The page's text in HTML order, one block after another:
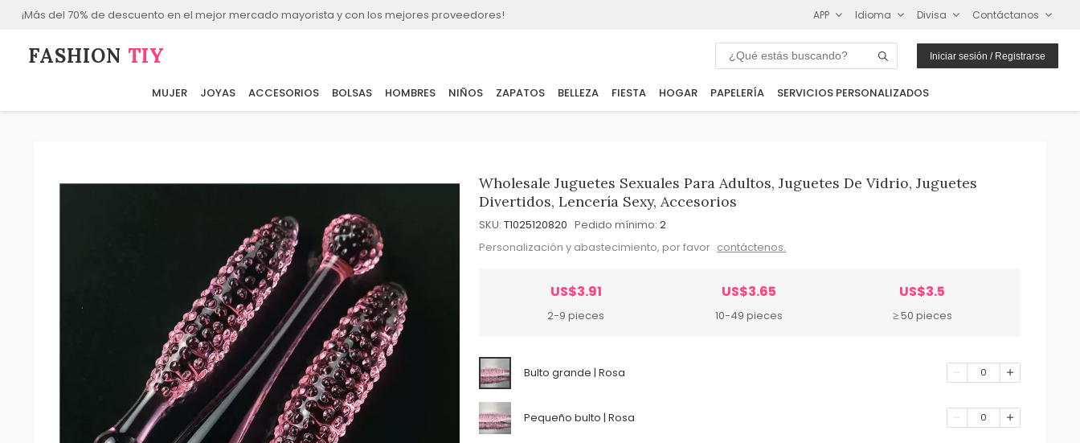
¡Más del 70% de descuento en el mejor mercado mayorista y con los mejores proveedores! APP Idioma Divisa Contáctanos
FASHION⁠ TIY Iniciar sesión / Registrarse
MUJER JOYAS ACCESORIOS BOLSAS HOMBRES NIÑOS ZAPATOS BELLEZA FIESTA HOGAR PAPELERÍA SERVICIOS PERSONALIZADOS
Wholesale Juguetes Sexuales Para Adultos, Juguetes De Vidrio, Juguetes
Divertidos, Lencería Sexy, Accesorios
SKU: T1025120820 Pedido mínimo: 2
Personalización y abastecimiento, por favor contáctenos.
US$3.91
2-9 pieces
US$3.65
10-49 pieces
US$3.5
≥ 50 pieces
Bulto grande | Rosa 0
Pequeño bulto | Rosa 0